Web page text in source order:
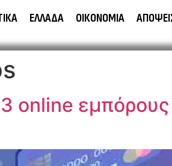
ΕΛΛΑΔΑ ΟΙΚΟΝΟΜΙΑ
online